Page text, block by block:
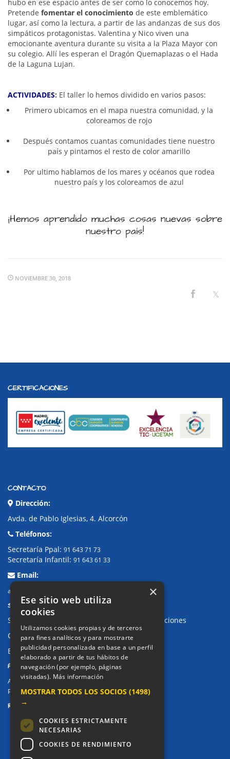
hubo en ese espacio antes de ser como lo conocemos hoy.
Pretende fomentar el conocimiento de este emblemático
lugar, así como la lectura, a partir de las andanzas de sus dos
simpáticos protagonistas. Valentina y Nico viven una
emocionante aventura durante su visita a la Plaza Mayor con
su colegio. Allí les esperan el Dragón Quemaplazas o el Hada
de la Laguna Lujan.
ACTIVIDADES: El taller lo hemos dividido en varios pasos:
Primero ubicamos en el mapa nuestra comunidad, y la
coloreamos de rojo
Después contamos cuantas comunidades tiene nuestro
país y pintamos el resto de color amarillo
Por ultimo hablamos de los mares y océanos que rodea
nuestro país y los coloreamos de azul
¡Hemos aprendido muchas cosas nuevas sobre
nuestro país!
NOVIEMBRE 30, 2018
CERTIFICACIONES
CONTACTO
Dirección:
Avda. de Pablo Iglesias, 4. Alcorcón
Teléfonos:
Secretaría Ppal: 91 643 71 73
Secretaría Infantil: 91 643 61 33
Email:
alkor@colegioalkor.com
SUGERENCIAS Y CANAL DE DENUNCIAS
Sugerencias, Quejas, Reclamaciones y Felicitaciones
Canal de denuncias
Buzón denuncia drogas CM
PRIVACIDAD
Aviso legal / Política de privacidad
Política de Cookies
REDES SOCIALES
×
Ese sitio web utiliza
cookies
Utilizamos cookies propias y de terceros
para fines analíticos y para mostrarte
publicidad personalizada en base a un perfil
elaborado a partir de tus hábitos de
navegación (por ejemplo, páginas
visitadas). Más información
MOSTRAR TODOS LOS SOCIOS (1498)
→
COOKIES ESTRICTAMENTE
NECESARIAS
COOKIES DE RENDIMIENTO